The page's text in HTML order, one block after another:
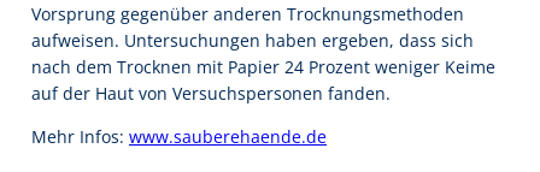
Vorsprung gegenüber anderen Trocknungsmethoden
aufweisen. Untersuchungen haben ergeben, dass sich
nach dem Trocknen mit Papier 24 Prozent weniger Keime
auf der Haut von Versuchspersonen fanden.
Mehr Infos: www.sauberehaende.de